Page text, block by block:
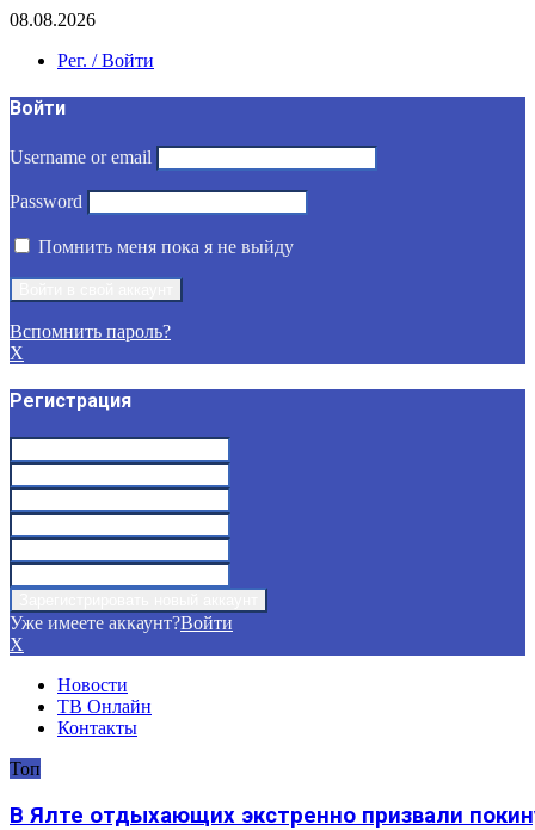
08.08.2026
Рег. / Войти
Войти
Username or email
Password
Помнить меня пока я не выйду
Вспомнить пароль?
X
Регистрация
Уже имеете аккаунт?Войти
X
Новости
ТВ Онлайн
Контакты
Топ
В Ялте отдыхающих экстренно призвали